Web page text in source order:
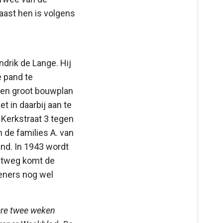
hen is volgens
de Lange. Hij
pand te
groot bouwplan
in daarbij aan te
3 tegen
de families A. van
In 1943 wordt
komt de
nog wel
twee weken